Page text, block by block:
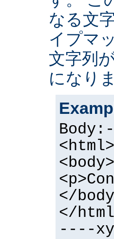
なる文
イプマ
文字列
になり
<html>
<body>
</
</
----